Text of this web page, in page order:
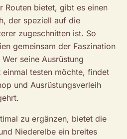
Routen bietet, gibt es einen
der speziell auf die
zugeschnitten ist. So
gemeinsam der Faszination
seine Ausrüstung
testen möchte, findet
und Ausrüstungsverleih
zu ergänzen, bietet die
Niederelbe ein breites